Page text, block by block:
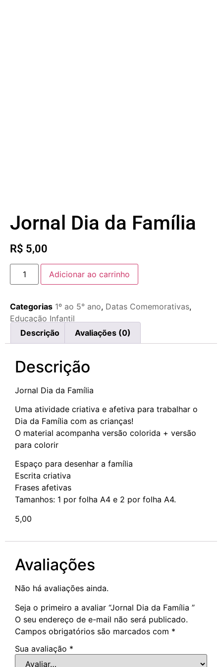
Jornal Dia da Família
R$ 5,00
Adicionar ao carrinho
Categorias 1º ao 5° ano, Datas Comemorativas,
Educação Infantil
Descrição
Avaliações (0)
Descrição
Jornal Dia da Família
Uma atividade criativa e afetiva para trabalhar o
Dia da Família com as crianças!
O material acompanha versão colorida + versão
para colorir
Espaço para desenhar a família
Escrita criativa
Frases afetivas
Tamanhos: 1 por folha A4 e 2 por folha A4.
5,00
Avaliações
Não há avaliações ainda.
Seja o primeiro a avaliar “Jornal Dia da Família ”
O seu endereço de e-mail não será publicado.
Campos obrigatórios são marcados com *
Sua avaliação *